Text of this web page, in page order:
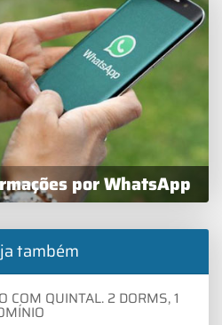
por WhatsApp
também
COM QUINTAL. 2 DORMS, 1